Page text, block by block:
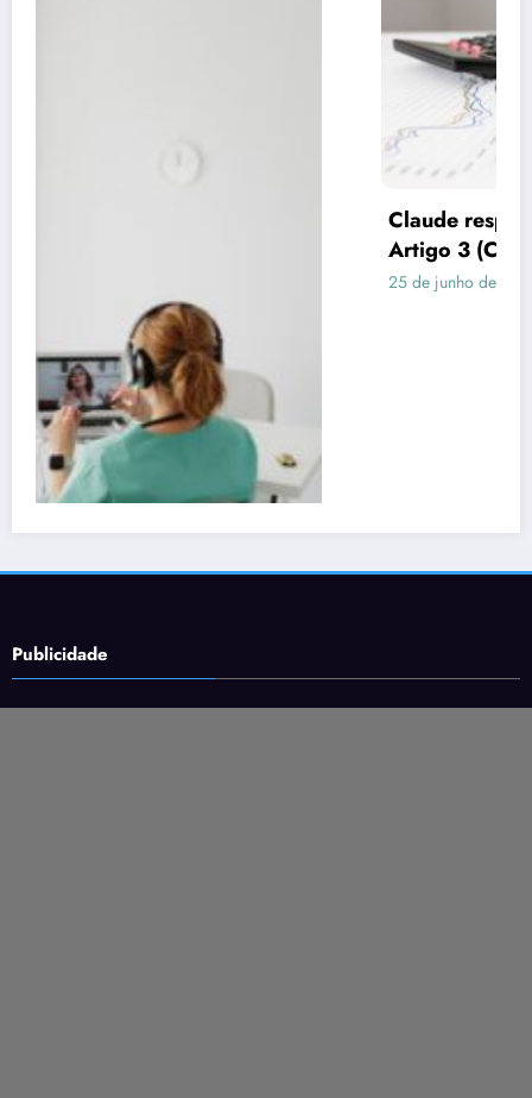
Claude respondeu: Preencha assim para o
Artigo 3 (Consórcio vs Financiamento)
Publicidade